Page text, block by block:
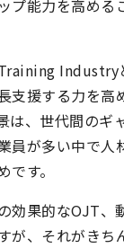
プ能力を高める
Industry
支援する力を高
は、世代間のギ
員が多い中で人
す。
効果的なOJT、
が、それがきち